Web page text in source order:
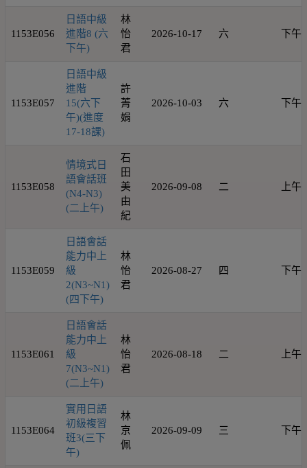
1153E056
日語中級
進階8 (六
下午)
林
怡
君
2026-10-17 六 下午
1153E057
日語中級
進階
15(六下
午)(進度
17-18課)
許
菁
娟
2026-10-03 六 下午
1153E058
情境式日
語會話班
(N4-N3)
(二上午)
石
田
美
由
紀
2026-09-08 二 上午
1153E059
日語會話
能力中上
級
2(N3~N1)
(四下午)
林
怡
君
2026-08-27 四 下午
1153E061
日語會話
能力中上
級
7(N3~N1)
(二上午)
林
怡
君
2026-08-18 二 上午
1153E064
實用日語
初級複習
班3(三下
午)
林
京
佩
2026-09-09 三 下午